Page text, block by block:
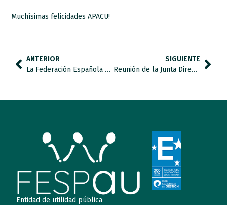
Muchísimas felicidades APACU!
ANTERIOR
La Federación Española de Autismo FESPAU ha recibido, junto con Autismo España, el premio cermi.es 2020 a la Mejor Práctica de cooperación asociativa.
SIGUIENTE
Reunión de la Junta Directiva de FESPAU
Entidad de utilidad pública